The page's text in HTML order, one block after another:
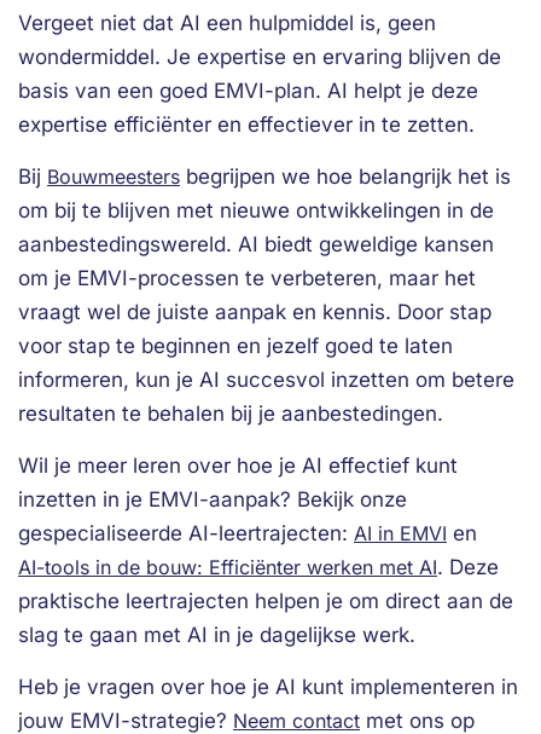
Vergeet niet dat AI een hulpmiddel is, geen
wondermiddel. Je expertise en ervaring blijven de
basis van een goed EMVI-plan. AI helpt je deze
expertise efficiënter en effectiever in te zetten.
Bij Bouwmeesters begrijpen we hoe belangrijk het is
om bij te blijven met nieuwe ontwikkelingen in de
aanbestedingswereld. AI biedt geweldige kansen
om je EMVI-processen te verbeteren, maar het
vraagt wel de juiste aanpak en kennis. Door stap
voor stap te beginnen en jezelf goed te laten
informeren, kun je AI succesvol inzetten om betere
resultaten te behalen bij je aanbestedingen.
Wil je meer leren over hoe je AI effectief kunt
inzetten in je EMVI-aanpak? Bekijk onze
gespecialiseerde AI-leertrajecten: AI in EMVI en
AI-tools in de bouw: Efficiënter werken met AI. Deze
praktische leertrajecten helpen je om direct aan de
slag te gaan met AI in je dagelijkse werk.
Heb je vragen over hoe je AI kunt implementeren in
jouw EMVI-strategie? Neem contact met ons op